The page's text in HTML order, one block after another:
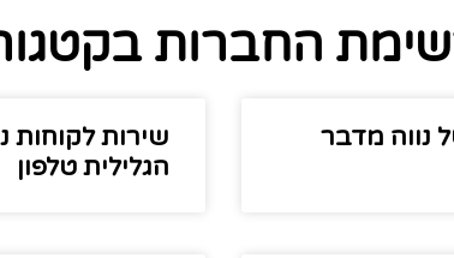
החברות
נווה מדבר
שירות לקוחות
הגלילית טלפון